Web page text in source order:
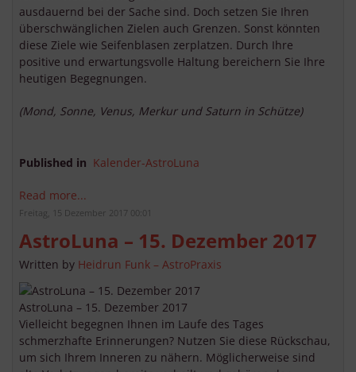
ausdauernd bei der Sache sind. Doch setzen Sie Ihren
überschwänglichen Zielen auch Grenzen. Sonst könnten
diese Ziele wie Seifenblasen zerplatzen. Durch Ihre
positive und erwartungsvolle Haltung bereichern Sie Ihre
heutigen Begegnungen.
(Mond, Sonne, Venus, Merkur und Saturn in Schütze)
Published in Kalender-AstroLuna
Read more...
Freitag, 15 Dezember 2017 00:01
AstroLuna – 15. Dezember 2017
Written by Heidrun Funk – AstroPraxis
AstroLuna – 15. Dezember 2017
Vielleicht begegnen Ihnen im Laufe des Tages
schmerzhafte Erinnerungen? Nutzen Sie diese Rückschau,
um sich Ihrem Inneren zu nähern. Möglicherweise sind